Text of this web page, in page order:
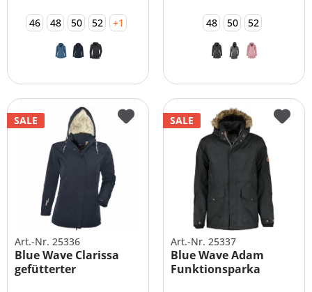
46 48 50 52 +1 48 50 52
SALE
Art.-Nr. 25336
Blue Wave Clarissa
gefütterter
SALE
Art.-Nr. 25337
Blue Wave Adam
Funktionsparka